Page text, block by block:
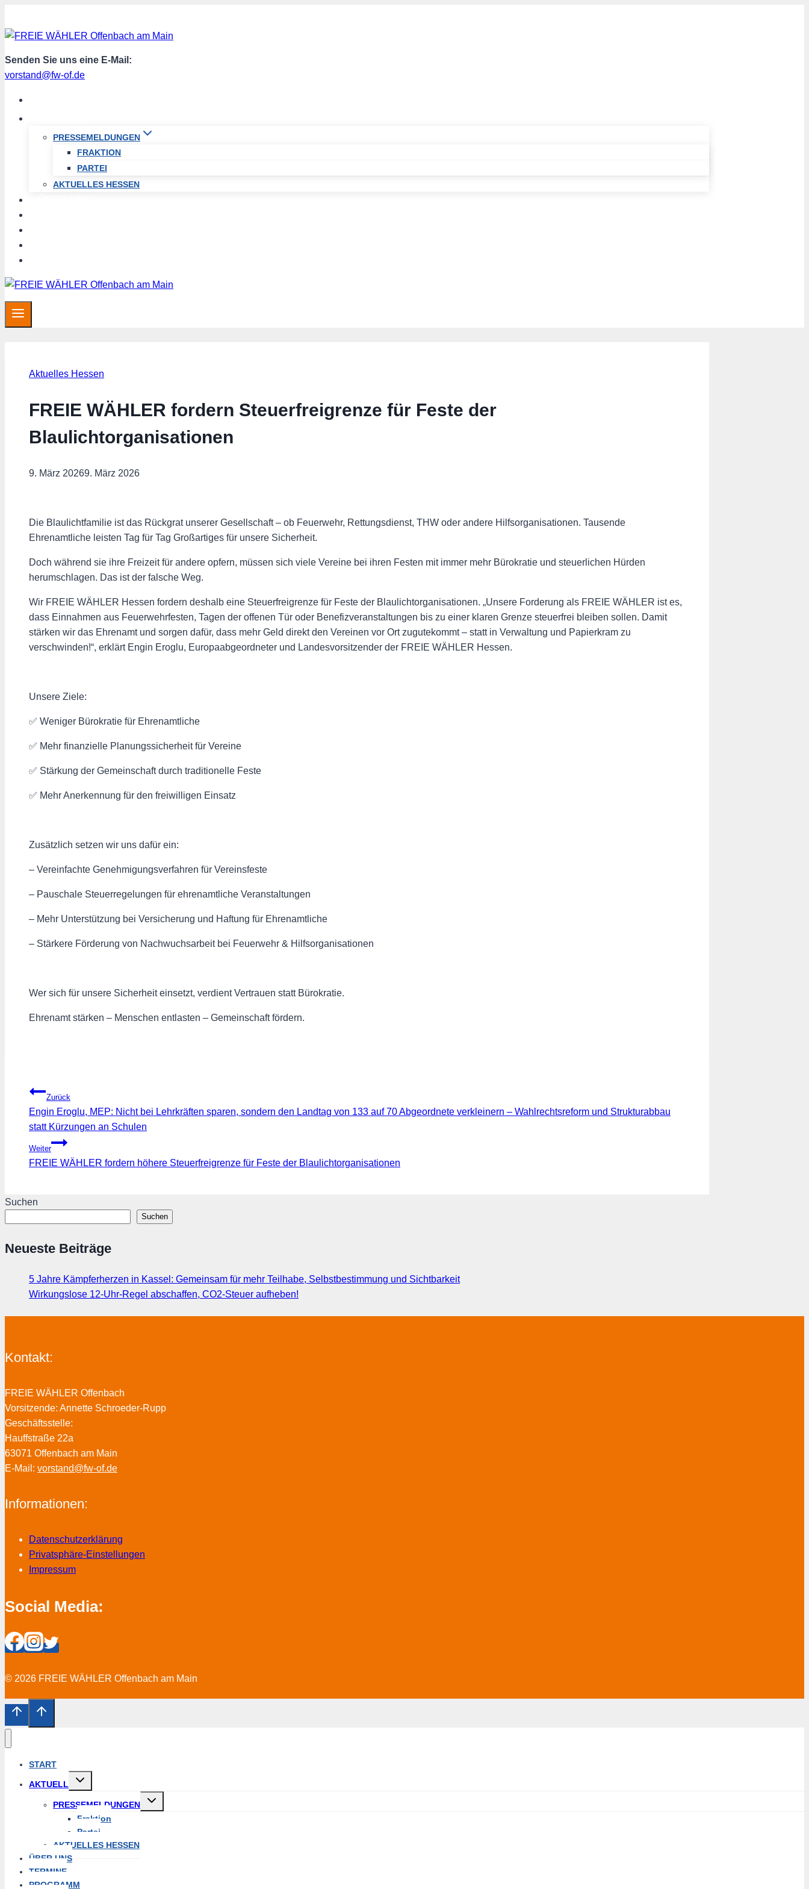
Inhalt
springen
Senden Sie uns eine E-Mail:
vorstand@fw-of.de
PRESSEMELDUNGEN
FRAKTION
PARTEI
AKTUELLES HESSEN
Aktuelles Hessen
FREIE WÄHLER fordern Steuerfreigrenze für Feste der
Blaulichtorganisationen
9. März 20269. März 2026
Die Blaulichtfamilie ist das Rückgrat unserer Gesellschaft – ob Feuerwehr, Rettungsdienst, THW oder andere Hilfsorganisationen. Tausende
Ehrenamtliche leisten Tag für Tag Großartiges für unsere Sicherheit.
Doch während sie ihre Freizeit für andere opfern, müssen sich viele Vereine bei ihren Festen mit immer mehr Bürokratie und steuerlichen Hürden
herumschlagen. Das ist der falsche Weg.
Wir FREIE WÄHLER Hessen fordern deshalb eine Steuerfreigrenze für Feste der Blaulichtorganisationen. „Unsere Forderung als FREIE WÄHLER ist es,
dass Einnahmen aus Feuerwehrfesten, Tagen der offenen Tür oder Benefizveranstaltungen bis zu einer klaren Grenze steuerfrei bleiben sollen. Damit
stärken wir das Ehrenamt und sorgen dafür, dass mehr Geld direkt den Vereinen vor Ort zugutekommt – statt in Verwaltung und Papierkram zu
verschwinden!“, erklärt Engin Eroglu, Europaabgeordneter und Landesvorsitzender der FREIE WÄHLER Hessen.
Unsere Ziele:
✅ Weniger Bürokratie für Ehrenamtliche
✅ Mehr finanzielle Planungssicherheit für Vereine
✅ Stärkung der Gemeinschaft durch traditionelle Feste
✅ Mehr Anerkennung für den freiwilligen Einsatz
Zusätzlich setzen wir uns dafür ein:
– Vereinfachte Genehmigungsverfahren für Vereinsfeste
– Pauschale Steuerregelungen für ehrenamtliche Veranstaltungen
– Mehr Unterstützung bei Versicherung und Haftung für Ehrenamtliche
– Stärkere Förderung von Nachwuchsarbeit bei Feuerwehr & Hilfsorganisationen
Wer sich für unsere Sicherheit einsetzt, verdient Vertrauen statt Bürokratie.
Ehrenamt stärken – Menschen entlasten – Gemeinschaft fördern.
Beitragsnavigation
Zurück
Engin Eroglu, MEP: Nicht bei Lehrkräften sparen, sondern den Landtag von 133 auf 70 Abgeordnete verkleinern – Wahlrechtsreform und Strukturabbau
statt Kürzungen an Schulen
Weiter
FREIE WÄHLER fordern höhere Steuerfreigrenze für Feste der Blaulichtorganisationen
Suchen
Suchen
Neueste Beiträge
5 Jahre Kämpferherzen in Kassel: Gemeinsam für mehr Teilhabe, Selbstbestimmung und Sichtbarkeit
Wirkungslose 12-Uhr-Regel abschaffen, CO2-Steuer aufheben!
Kontakt:
FREIE WÄHLER Offenbach
Vorsitzende: Annette Schroeder-Rupp
Geschäftsstelle:
Hauffstraße 22a
63071 Offenbach am Main
E-Mail: vorstand@fw-of.de
Informationen:
Datenschutzerklärung
Privatsphäre-Einstellungen
Impressum
Social Media:
© 2026 FREIE WÄHLER Offenbach am Main
START
AKTUELL
Untermenü
PRESSEMELDUNGEN
Untermenü
Fraktion
Partei
AKTUELLES HESSEN
ÜBER UNS
TERMINE
PROGRAMM